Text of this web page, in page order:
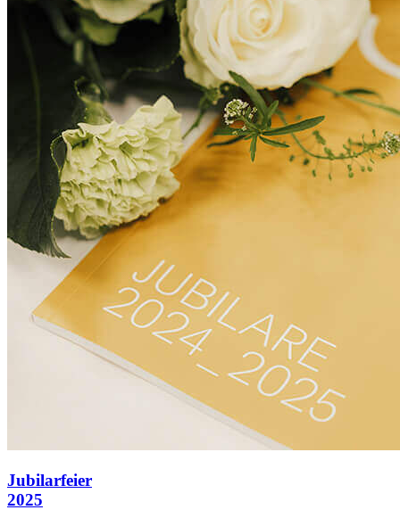
Jubilarfeier
2025